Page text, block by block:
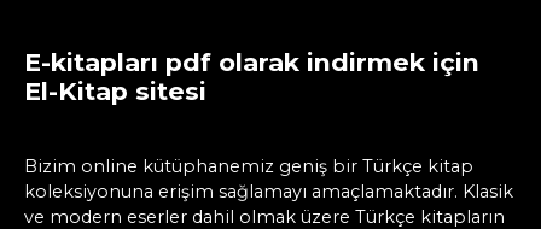
E-kitapları pdf olarak indirmek için
El-Kitap sitesi
Bizim online kütüphanemiz geniş bir Türkçe kitap
koleksiyonuna erişim sağlamayı amaçlamaktadır. Klasik
ve modern eserler dahil olmak üzere Türkçe kitapların